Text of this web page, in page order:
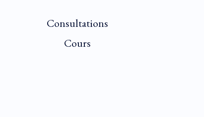
Consultations
Cours